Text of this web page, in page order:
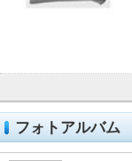
フォトアルバム